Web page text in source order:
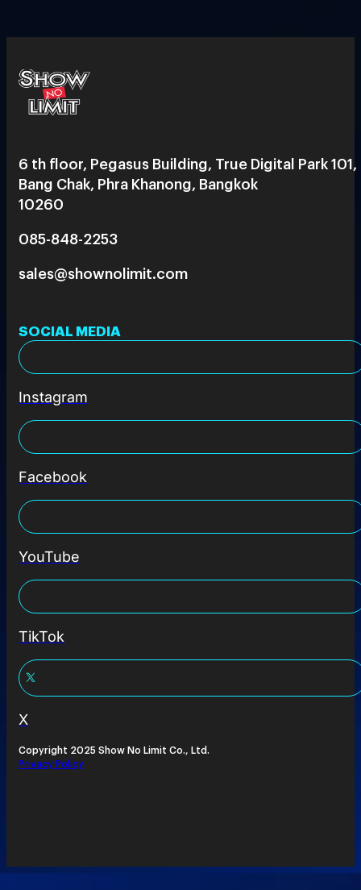
6 th floor, Pegasus Building, True Digital Park 101,
Bang Chak, Phra Khanong, Bangkok
10260
085-848-2253
sales@shownolimit.com
SOCIAL MEDIA
Instagram
Facebook
YouTube
TikTok
X
Copyright 2025 Show No Limit Co., Ltd.
Privacy Policy